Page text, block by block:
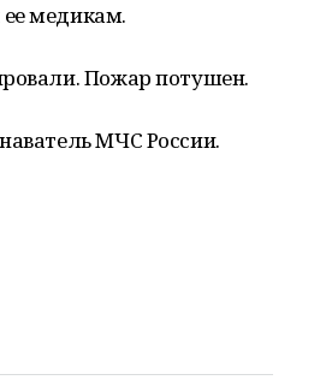
медикам.
Пожар потушен.
МЧС России.